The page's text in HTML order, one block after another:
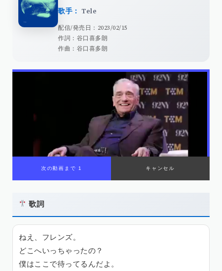
歌手： Tele
配信/発売日：2023/02/15
作詞：谷口喜多朗
作曲：谷口喜多朗
次の動画まで 1 キャンセル
歌詞
ねえ、フレンズ。
どこへいっちゃったの？
僕はここで待ってるんだよ。